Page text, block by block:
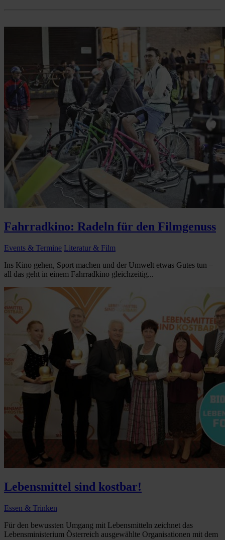
Fahrradkino: Radeln für den Filmgenuss
Events & Termine Literatur & Film
Ins Kino gehen, Sport machen und der Umwelt etwas Gutes tun –
all das geht in einem Fahrradkino gleichzeitig...
Lebensmittel sind kostbar!
Essen & Trinken
Für den bewussten Umgang mit Lebensmitteln zeichnet das
Lebensministerium Österreich ausgewählte Organisationen mit dem